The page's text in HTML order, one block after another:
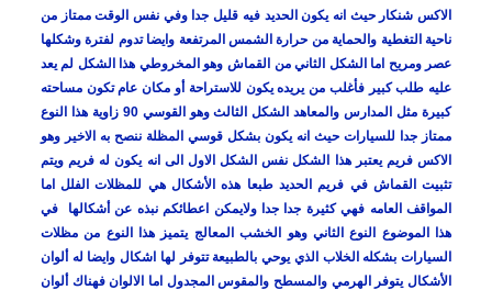
الاكس شنكار حيث انه يكون الحديد فيه قليل جدا وفي نفس الوقت ممتاز من
ناحية التغطية والحماية من حرارة الشمس المرتفعة وايضا تدوم لفترة وشكلها
عصر ومريح اما الشكل الثاني من القماش وهو المخروطي هذا الشكل لم يعد
عليه طلب كبير فأغلب من يريده يكون للاستراحة أو مكان عام تكون مساحته
كبيرة مثل المدارس والمعاهد الشكل الثالث وهو القوسي 90 زاوية هذا النوع
ممتاز جدا للسيارات حيث انه يكون بشكل قوسي المظلة ننصح به الاخير وهو
الاكس فريم يعتبر هذا الشكل نفس الشكل الاول الى انه يكون له فريم ويتم
تثبيت القماش في فريم الحديد طبعا هذه الأشكال هي للمظلات الفلل اما
المواقف العامه فهي كثيرة جدا جدا ولايمكن اعطائكم نبذه عن أشكالها في
هذا الموضوع النوع الثاني وهو الخشب المعالج يتميز هذا النوع من مظلات
السيارات بشكله الخلاب الذي يوحي بالطبيعة تتوفر لها اشكال وايضا له ألوان
الأشكال يتوفر الهرمي والمسطح والمقوس المجدول اما الالوان فهناك ألوان